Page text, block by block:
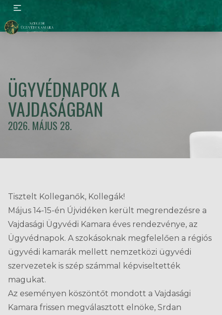
ÜGYVÉDNAPOK A
VAJDASÁGBAN
2026. MÁJUS 28.
Tisztelt Kolleganők, Kollegák!
Május 14-15-én Újvidéken került megrendezésre a
Vajdasági Ügyvédi Kamara éves rendezvénye, az
Ügyvédnapok. A szokásoknak megfelelően a régiós
ügyvédi kamarák mellett nemzetközi ügyvédi
szervezetek is szép számmal képviseltették
magukat.
Az eseményen köszöntőt mondott a Vajdasági
Kamara frissen megválasztott elnöke, Srdan